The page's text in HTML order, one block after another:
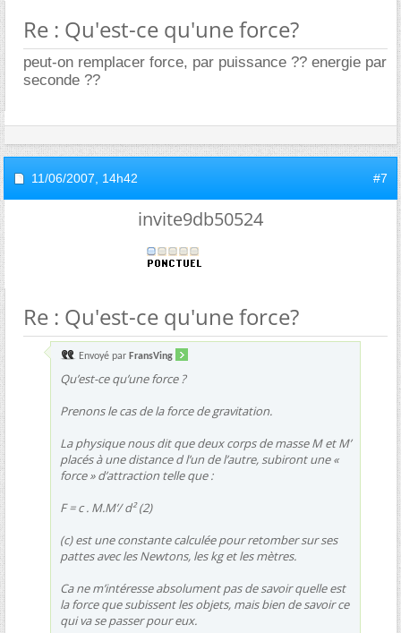
Re : Qu'est-ce qu'une force?
peut-on remplacer force, par puissance ?? energie par
seconde ??
11/06/2007, 14h42 #7
invite9db50524
Re : Qu'est-ce qu'une force?
Envoyé par FransVing
Qu’est-ce qu’une force ?
Prenons le cas de la force de gravitation.
La physique nous dit que deux corps de masse M et M’
placés à une distance d l’un de l’autre, subiront une «
force » d’attraction telle que :
F = c . M.M’/ d² (2)
(c) est une constante calculée pour retomber sur ses
pattes avec les Newtons, les kg et les mètres.
Ca ne m’intéresse absolument pas de savoir quelle est
la force que subissent les objets, mais bien de savoir ce
qui va se passer pour eux.